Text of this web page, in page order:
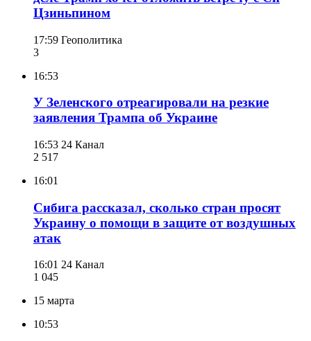
Цзиньпином
17:59 Геополитика
3
16:53
У Зеленского отреагировали на резкие
заявления Трампа об Украине
16:53 24 Канал
2 517
16:01
Сибига рассказал, сколько стран просят
Украину о помощи в защите от воздушных
атак
16:01 24 Канал
1 045
15 марта
10:53